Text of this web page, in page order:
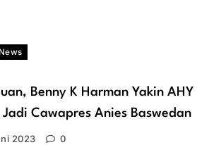
News
Benny K Harman Yakin AHY
Cawapres Anies Baswedan
2023 0